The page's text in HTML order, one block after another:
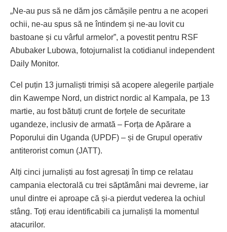
„Ne-au pus să ne dăm jos cămășile pentru a ne acoperi
ochii, ne-au spus să ne întindem și ne-au lovit cu
bastoane și cu vârful armelor”, a povestit pentru RSF
Abubaker Lubowa, fotojurnalist la cotidianul independent
Daily Monitor.
Cel puțin 13 jurnaliști trimiși să acopere alegerile parțiale
din Kawempe Nord, un district nordic al Kampala, pe 13
martie, au fost bătuți crunt de forțele de securitate
ugandeze, inclusiv de armată – Forța de Apărare a
Poporului din Uganda (UPDF) – și de Grupul operativ
antiterorist comun (JATT).
Alți cinci jurnaliști au fost agresați în timp ce relatau
campania electorală cu trei săptămâni mai devreme, iar
unul dintre ei aproape că și-a pierdut vederea la ochiul
stâng. Toți erau identificabili ca jurnaliști la momentul
atacurilor.